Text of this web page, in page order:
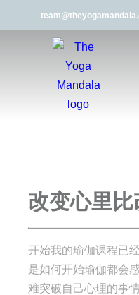
改变心里
开始我的瑜伽课程已
是如何开始瑜伽都会
难突破自己心理的事